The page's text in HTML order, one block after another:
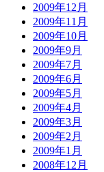
2009年12月
2009年11月
2009年10月
2009年9月
2009年7月
2009年6月
2009年5月
2009年4月
2009年3月
2009年2月
2009年1月
2008年12月